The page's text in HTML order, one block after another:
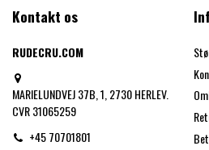
Kontakt os
RUDECRU.COM
MARIELUNDVEJ 37B, 1, 2730 HERLEV.
CVR 31065259
+45 70701801